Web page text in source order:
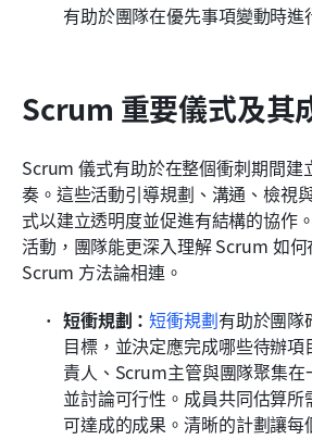
有助於團隊在優先事項變動時進
Scrum 重要儀式及其
Scrum 儀式有助於在整個衝刺期間建
奏。這些活動引導規劃、溝通、檢視
式以建立透明度並促進有結構的協作
活動，團隊能更深入理解 Scrum 如
Scrum 方法論相連。
短衝規劃：短衝規劃有助於團隊
目標，並決定應完成哪些待辦
責人、Scrum主管與團隊聚集
並討論可行性。成員共同估算
可達成的成果。清晰的計劃讓每